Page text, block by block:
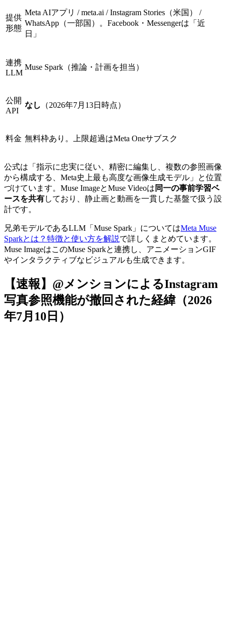
提供
形態
Meta AIアプリ / meta.ai / Instagram Stories（米国） /
WhatsApp（一部国）。Facebook・Messengerは「近
日」
連携
LLM
Muse Spark（推論・計画を担当）
公開
API
なし （2026年7月13日時点）
料金 無料枠あり。上限超過はMeta Oneサブスク
公式は「指示に忠実に従い、精密に編集し、複数の参照画像
から構成する、Meta史上最も高度な画像生成モデル」と位置
づけています。Muse ImageとMuse Videoは 同一の事前学習ベ
ースを共有しており、静止画と動画を一貫した基盤で扱う設
計です。
兄弟モデルであるLLM「Muse Spark」についてはMeta Muse
Sparkとは？特徴と使い方を解説で詳しくまとめています。
Muse ImageはこのMuse Sparkと連携し、アニメーションGIF
やインタラクティブなビジュアルも生成できます。
【速報】@メンションによるInstagram
写真参照機能が撤回された経緯（2026
年7月10日）